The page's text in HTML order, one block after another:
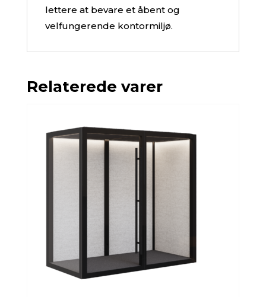
lettere at bevare et åbent og
velfungerende kontormiljø.
Relaterede varer